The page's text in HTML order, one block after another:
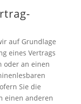
auf Grundlage
eines Vertrags
oder an einen
Sie die
einen anderen